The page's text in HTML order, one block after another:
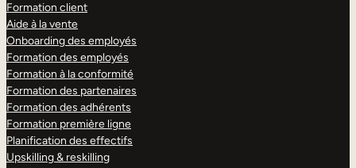
Formation client
Aide à la vente
Onboarding des employés
Formation des employés
Formation à la conformité
Formation des partenaires
Formation des adhérents
Formation première ligne
Planification des effectifs
Upskilling & reskilling